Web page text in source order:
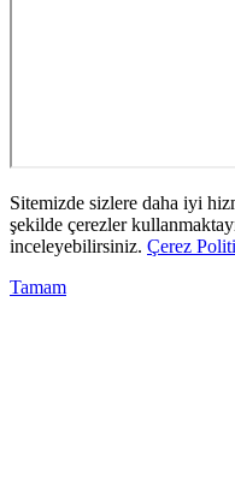
Sitemizde sizlere daha iyi
şekilde çerezler
inceleyebilirsiniz. Çerez
Tamam